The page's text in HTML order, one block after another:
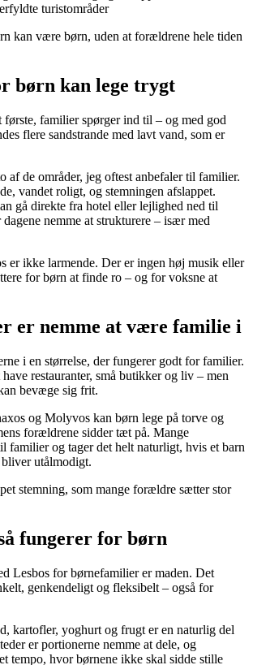
turistområder
kan være børn, uden at forældrene hele tiden
børn kan lege trygt
første, familier spørger ind til – og med god
flere sandstrande med lavt vand, som er
af de områder, jeg oftest anbefaler til familier.
vandet roligt, og stemningen afslappet.
gå direkte fra hotel eller lejlighed ned til
nemme at strukturere – især med
er ikke larmende. Der er ingen høj musik eller
for børn at finde ro – og for voksne at
er nemme at være familie i
i en størrelse, der fungerer godt for familier.
restauranter, små butikker og liv – men
bevæge sig frit.
og Molyvos kan børn lege på torve og
forældrene sidder tæt på. Mange
familier og tager det helt naturligt, hvis et barn
utålmodigt.
stemning, som mange forældre sætter stor
fungerer for børn
Lesbos for børnefamilier er maden. Det
genkendeligt og fleksibelt – også for
kartofler, yoghurt og frugt er en naturlig del
er portionerne nemme at dele, og
tempo, hvor børnene ikke skal sidde stille